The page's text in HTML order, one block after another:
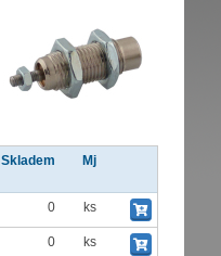
Skladem Mj
0 ks
0 ks